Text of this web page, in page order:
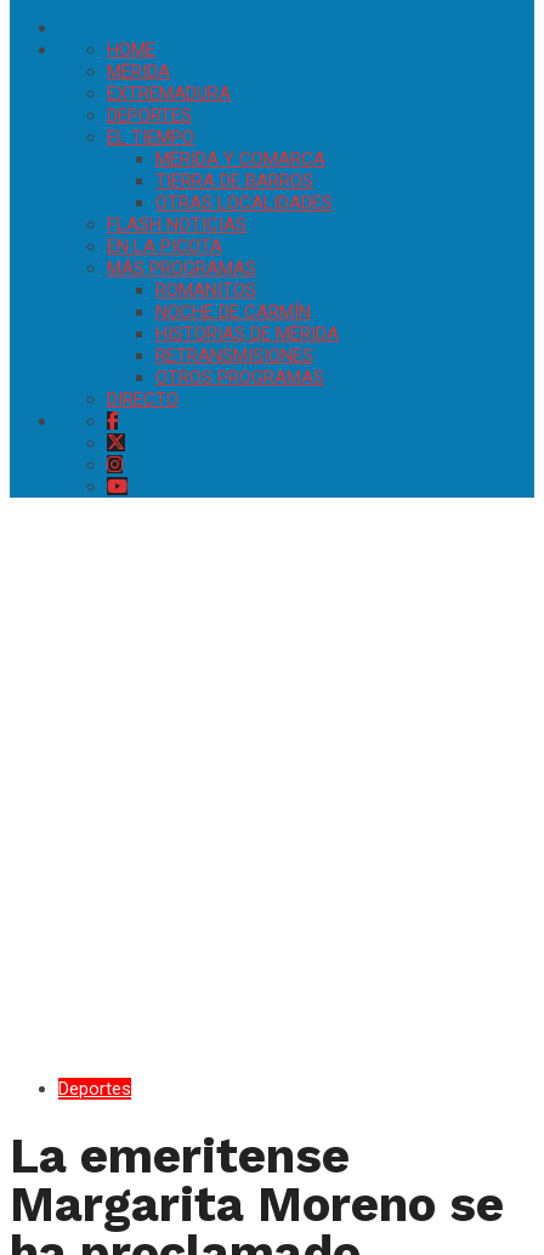
HOME
MÉRIDA
EXTREMADURA
DEPORTES
EL TIEMPO
MÉRIDA Y COMARCA
TIERRA DE BARROS
OTRAS LOCALIDADES
FLASH NOTICIAS
EN LA PICOTA
MÁS PROGRAMAS
ROMANITOS
NOCHE DE CARMÍN
HISTORIAS DE MÉRIDA
RETRANSMISIONES
OTROS PROGRAMAS
DIRECTO
Deportes
La emeritense
Margarita Moreno se